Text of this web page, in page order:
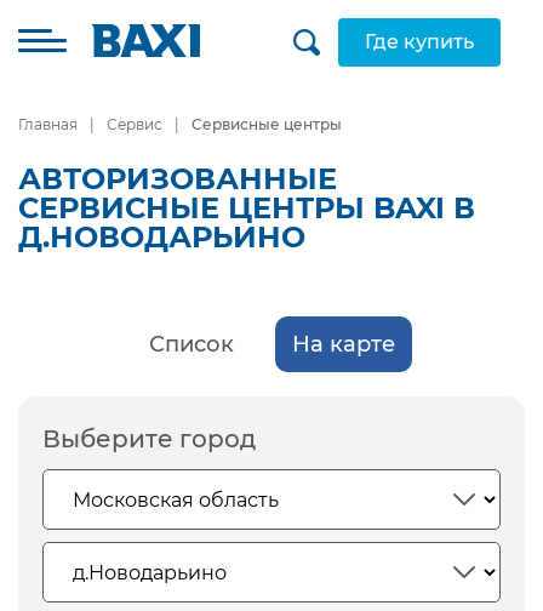
Где купить
Главная Сервис Сервисные центры
АВТОРИЗОВАННЫЕ
СЕРВИСНЫЕ ЦЕНТРЫ BAXI В
Д.НОВОДАРЬИНО
Список На карте
Выберите город